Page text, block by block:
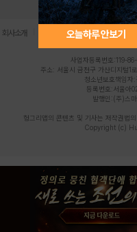
오늘하루 안보기
로그인
회사소개 | 개인정보 처리방침
사업자등록번호:119-
주소: 서울시 금천구 가산디지털
청소년보호책임자:
등록번호:서울아
발행인:(주)스
헝그리앱의 콘텐츠 및 기사는 저작권법
Copyright (c)